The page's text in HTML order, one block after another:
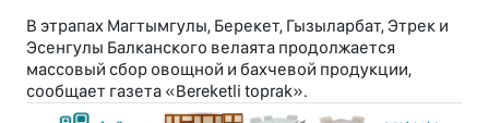
В этрапах Магтымгулы, Берекет, Гызыларбат, Этрек и
Эсенгулы Балканского велаята продолжается
массовый сбор овощной и бахчевой продукции,
сообщает газета «Bereketli toprak».